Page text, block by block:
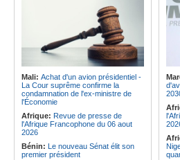
Visite du Président de la
République et de la Première Dame
à Yamoussoukro
Afrique:L'Angola participe à la 21e
réunion du Partenariat Afrique-
Monde arabe au Caire
Cameroun:Effoudou accuse
Fouda de « Général bandit »
Cameroun:
sauvetages héroïques en 8 heures
les
Mali: Achat d'un avion présidentiel -
La Cour suprême confirme la
condamnation de l'ex-ministre de
l'Économie
Afrique: Revue de presse de
l'Afrique Francophone du 06 aout
2026
Bénin: Le nouveau Sénat élit son
premier président